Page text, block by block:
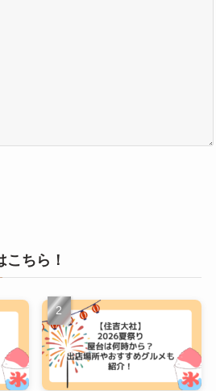
ちら！